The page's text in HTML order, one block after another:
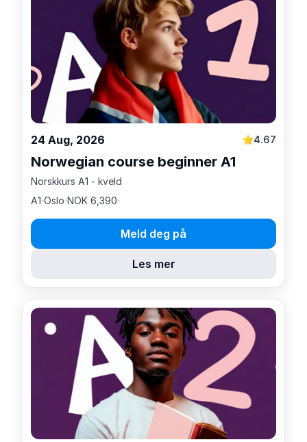
24 Aug, 2026 4.67
Norwegian course beginner A1
Norskkurs A1 - kveld
A1 Oslo NOK 6,390
Meld deg på
Les mer